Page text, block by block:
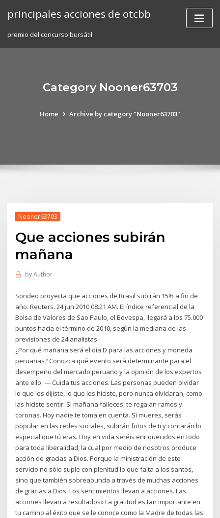
principales acciones de otcbb
premio del concurso bursátil
Category Nooner63703
Home Archive by category "Nooner63703"
Nooner63703
Que acciones subirán
mañana
byAuthor
Sondeo proyecta que acciones de Brasil subirán 15% a fin de
año. Reuters. 24 jun 2010 08:21 AM. El índice referencial de la
Bolsa de Valores de Sao Paulo, el Bovespa, llegará a los 75.000
puntos hacia el término de 2010, según la mediana de las
previsiones de 24 analistas.
¿Por qué mañana será el día D para las acciones y moneda
peruanas? Conozca qué evento será determinante para el
desempeño del mercado peruano y la opinión de los expertos
ante ello. — Cuida tus acciones. Las personas pueden olvidar
lo que les dijiste, lo que les hiciste, pero nunca olvidaran, como
las hiciste sentir. Si mañana falleces, te regalan ramos y
coronas. Hoy nadie te toma en cuenta. Si mueres, serás
popular en las redes sociales, subirán fotos de ti y contarán lo
especial que tú eras. Hoy en vida seréis enriquecidos en todo
para toda liberalidad, la cual por medio de nosotros produce
acción de gracias a Dios. Porque la ministración de este
servicio no sólo suple con plenitud lo que falta a los santos,
sino que también sobreabunda a través de muchas acciones
de gracias a Dios. Los sentimientos llevan a acciones. Las
acciones llevan a resultados» La gratitud es tan importante en
tu camino al éxito que se le conoce como la Madre de todas las